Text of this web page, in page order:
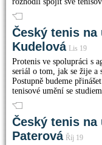
Český tenis na
Kudelová Lis 19
Protenis ve spolupráci s
seriál o tom, jak se žije a
Postupně budeme
tenisové umění se studiem
Český tenis na
Paterová Říj 19